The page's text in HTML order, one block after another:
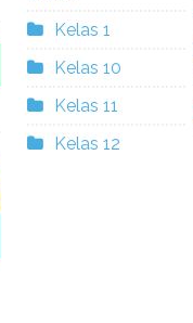
Kelas 1
Kelas 10
Kelas 11
Kelas 12